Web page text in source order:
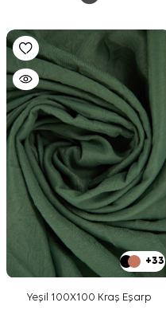
+33
Yeşil 100X100 Kraş Eşarp